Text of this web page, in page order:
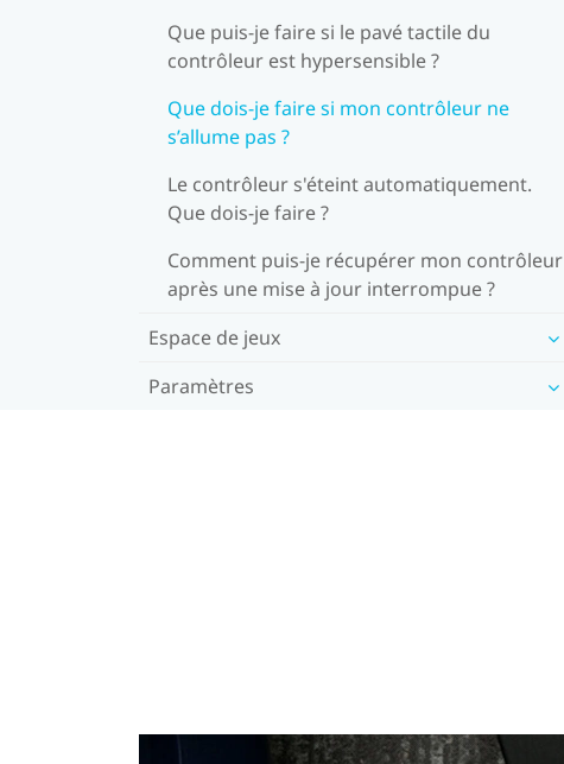
Que puis-je faire si le pavé tactile du
contrôleur est hypersensible ?
Que dois-je faire si mon contrôleur ne
s’allume pas ?
Le contrôleur s'éteint automatiquement.
Que dois-je faire ?
Comment puis-je récupérer mon contrôleur
après une mise à jour interrompue ?
Espace de jeux
Paramètres